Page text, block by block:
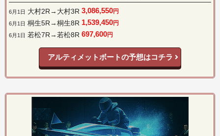
6月1日 大村2R→大村3R 3,086,550円
6月1日 桐生5R→桐生8R 1,539,450円
6月1日 若松7R→若松8R 697,600円
アルティメットボートの予想はコチラ